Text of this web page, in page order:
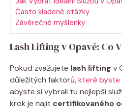
Často kladené otázky
Závěrečné myšlenky
Lash Lifting v Opavě: Co
Pokud zvažujete lash lifting v
důležitých faktorů,které byste
abyste si vybrali tu nejlepší
krok je najít certifikovaného